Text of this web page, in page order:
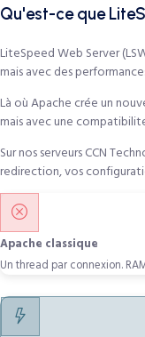
Qu'est-ce que
LiteSpeed Web Server
mais avec des
Là où Apache crée un
mais avec une
Sur nos serveurs CCN
redirection, vos
Apache classique
Un thread par connexion.